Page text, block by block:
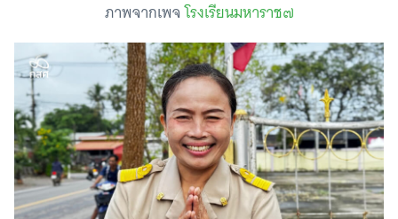
ภาพจากเพจโรงเรียนมหาราช๗